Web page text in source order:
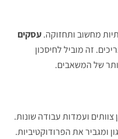
מחשוב ותחזוקה.עסקים
זה מוביל לחיסכון
של המשאבים.
צוותים ועמדות עבודה שונות.
ומגביר את הפרודוקטיביות.